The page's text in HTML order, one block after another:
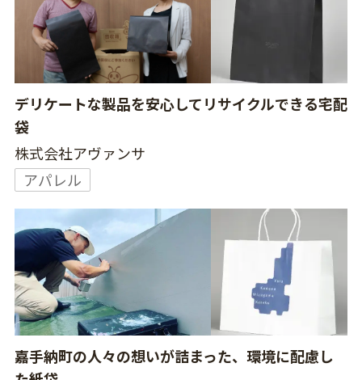
デリケートな製品を安心してリサイクルできる宅配
袋
株式会社アヴァンサ
アパレル
嘉手納町の人々の想いが詰まった、環境に配慮し